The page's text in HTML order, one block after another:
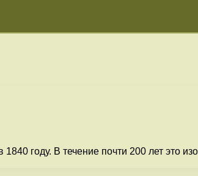
году. В течение почти 200 лет это